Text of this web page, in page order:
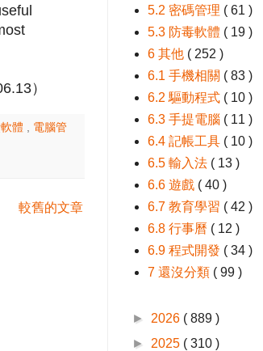
）
體
電腦管
較舊的文章
5.2 密碼管理 ( 61 )
5.3 防毒軟體 ( 19 )
6 其他 ( 252 )
6.1 手機相關 ( 83 )
6.2 驅動程式 ( 10 )
6.3 手提電腦 ( 11 )
6.4 記帳工具 ( 10 )
6.5 輸入法 ( 13 )
6.6 遊戲 ( 40 )
6.7 教育學習 ( 42 )
6.8 行事曆 ( 12 )
6.9 程式開發 ( 34 )
7 還沒分類 ( 99 )
► 2026 ( 889 )
► 2025 ( 310 )